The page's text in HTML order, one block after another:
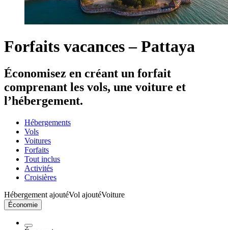
Forfaits vacances – Pattaya
Économisez en créant un forfait
comprenant les vols, une voiture et
l’hébergement.
Hébergements
Vols
Voitures
Forfaits
Tout inclus
Activités
Croisières
Hébergement ajoutéVol ajoutéVoiture
Économie